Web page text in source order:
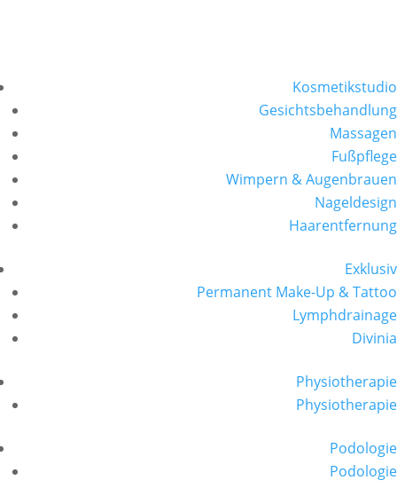
Kosmetikstudio
Gesichtsbehandlung
Massagen
Fußpflege
Wimpern & Augenbrauen
Nageldesign
Haarentfernung
Exklusiv
Permanent Make-Up & Tattoo
Lymphdrainage
Divinia
Physiotherapie
Physiotherapie
Podologie
Podologie